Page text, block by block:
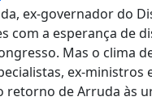
ex-governador do
com a esperança de
Mas o clima
ex-
retorno de Arruda às